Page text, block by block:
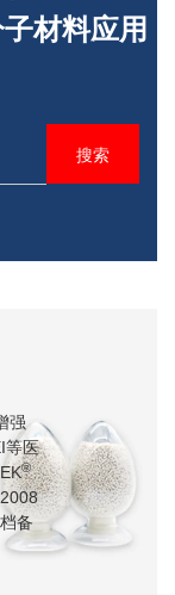
材料应用
搜索
强
等医
®
备